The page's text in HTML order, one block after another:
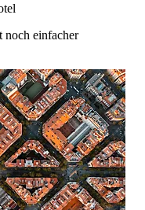
noch einfacher